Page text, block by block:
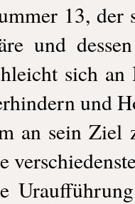
13, der
und
sich
und
an sein Ziel